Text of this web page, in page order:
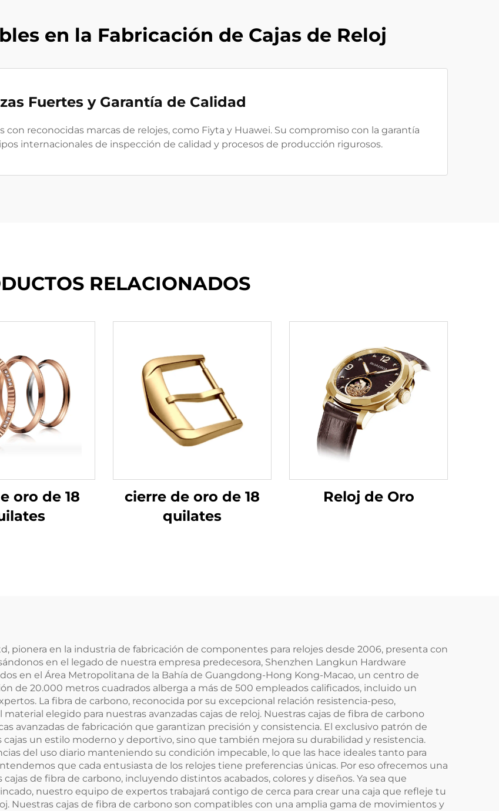
en la Fabricación de Cajas de Reloj
Fuertes y Garantía de Calidad
con reconocidas marcas de relojes, como Fiyta y Huawei. Su compromiso con la garantía
internacionales de inspección de calidad y procesos de producción rigurosos.
RELACIONADOS
oro de 18
cierre de oro de 18
quilates
Reloj de Oro
pionera en la industria de fabricación de componentes para relojes desde 2006, presenta con
en el legado de nuestra empresa predecesora, Shenzhen Langkun Hardware
en el Área Metropolitana de la Bahía de Guangdong-Hong Kong-Macao, un centro de
de 20.000 metros cuadrados alberga a más de 500 empleados calificados, incluido un
La fibra de carbono, reconocida por su excepcional relación resistencia-peso,
elegido para nuestras avanzadas cajas de reloj. Nuestras cajas de fibra de carbono
avanzadas de fabricación que garantizan precisión y consistencia. El exclusivo patrón de
un estilo moderno y deportivo, sino que también mejora su durabilidad y resistencia.
del uso diario manteniendo su condición impecable, lo que las hace ideales tanto para
que cada entusiasta de los relojes tiene preferencias únicas. Por eso ofrecemos una
de fibra de carbono, incluyendo distintos acabados, colores y diseños. Ya sea que
nuestro equipo de expertos trabajará contigo de cerca para crear una caja que refleje tu
Nuestras cajas de fibra de carbono son compatibles con una amplia gama de movimientos y